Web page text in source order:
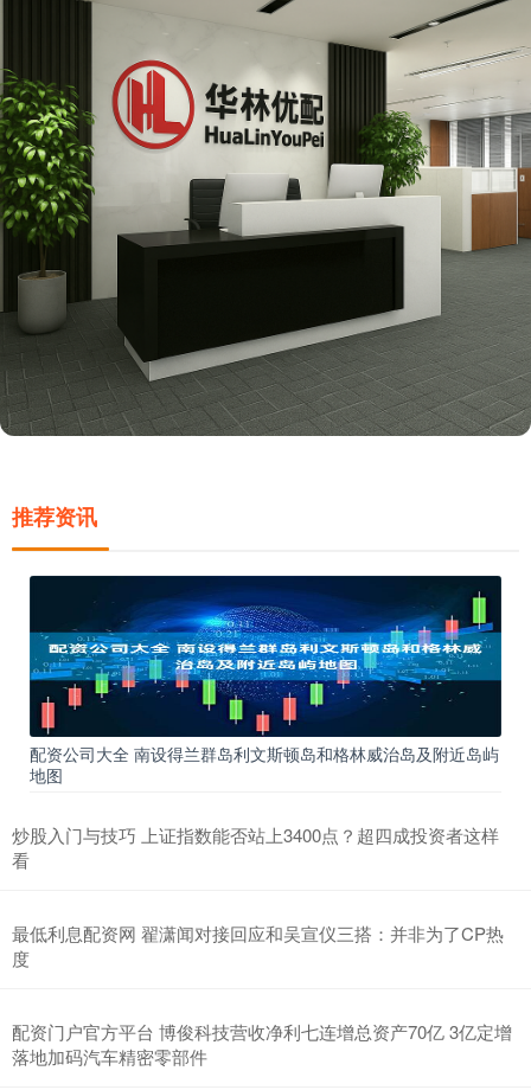
推荐资讯
配资公司大全 南设得兰群岛利文斯顿岛和格林威治岛及附近岛屿
地图
炒股入门与技巧 上证指数能否站上3400点？超四成投资者这样
看
最低利息配资网 翟潇闻对接回应和吴宣仪三搭：并非为了CP热
度
配资门户官方平台 博俊科技营收净利七连增总资产70亿 3亿定增
落地加码汽车精密零部件